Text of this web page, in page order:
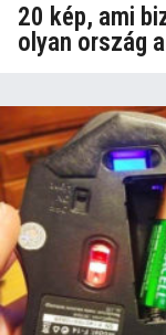
20 kép, ami
olyan ország